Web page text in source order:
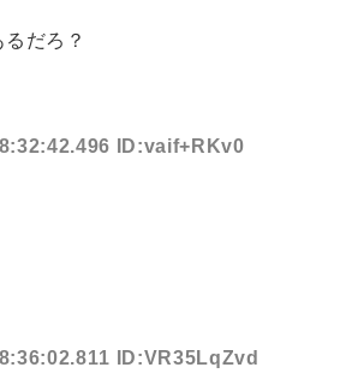
だろ？
ID:vaif+RKv0
ID:VR35LqZvd